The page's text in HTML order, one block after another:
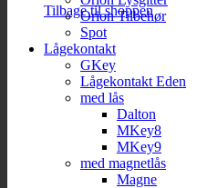
Tilbage til shoppen
Orion Tilbehør
Spot
Lågekontakt
GKey
Lågekontakt Eden
med lås
Dalton
MKey8
MKey9
med magnetlås
Magne